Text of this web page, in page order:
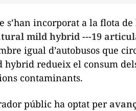
s’han incorporat a la flota
mild hybrid---19
igual d’autobusos que
hybrid redueix el consum
contaminants.
públic ha optat per